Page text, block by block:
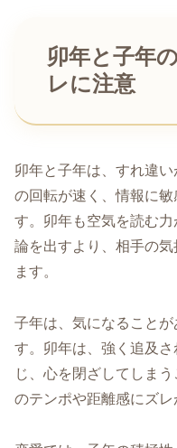
卯年と子年
レに注意
卯年と子年は、すれ違
の回転が速く、情報に
す。卯年も空気を読む
論を出すより、相手の
ます。
子年は、気になること
す。卯年は、強く追及
じ、心を閉ざしてしま
のテンポや距離感にズレ